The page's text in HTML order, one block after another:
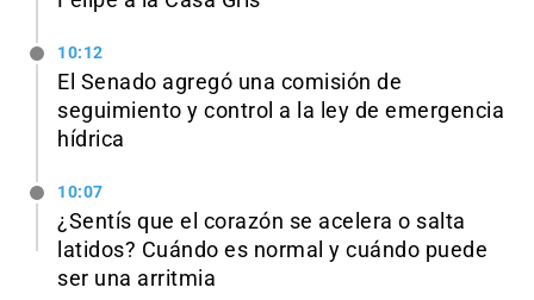
10:12
El Senado agregó una comisión de
seguimiento y control a la ley de emergencia
hídrica
10:07
¿Sentís que el corazón se acelera o salta
latidos? Cuándo es normal y cuándo puede
ser una arritmia